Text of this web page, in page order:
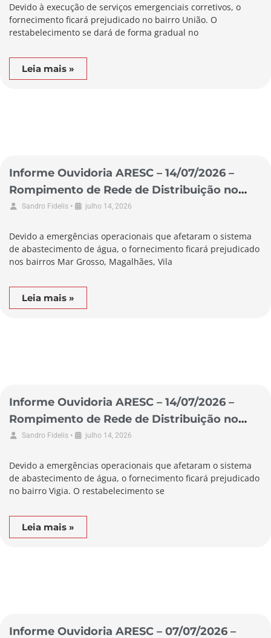
Devido à execução de serviços emergenciais corretivos, o
fornecimento ficará prejudicado no bairro União. O
restabelecimento se dará de forma gradual no
Leia mais »
Informe Ouvidoria ARESC – 14/07/2026 –
Rompimento de Rede de Distribuição no
Município de Laguna
Sandro Fidelis • julho 14, 2026
Devido a emergências operacionais que afetaram o sistema
de abastecimento de água, o fornecimento ficará prejudicado
nos bairros Mar Grosso, Magalhães, Vila
Leia mais »
Informe Ouvidoria ARESC – 14/07/2026 –
Rompimento de Rede de Distribuição no
Município de Garopaba
Sandro Fidelis • julho 14, 2026
Devido a emergências operacionais que afetaram o sistema
de abastecimento de água, o fornecimento ficará prejudicado
no bairro Vigia. O restabelecimento se
Leia mais »
Informe Ouvidoria ARESC – 07/07/2026 –